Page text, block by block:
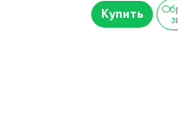
Купить